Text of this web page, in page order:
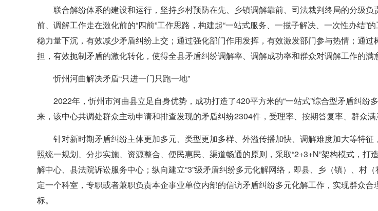
联合解纷体系的建设和运行，坚持乡村预防在先、乡镇调解靠前、司法裁判终局的分级
前、调解工作走在激化前的“四前”工作思路，构建起“一站式服务、一揽子解决、一次性办结”
稳力量下沉，有效减少矛盾纠纷上交；通过强化部门作用发挥，有效激发部门参与热情；通
担，有效扼制矛盾的激化转化，使得全县矛盾纠纷调解率、调解成功率和群众对调解工作的
忻州河曲解决矛盾“只进一门只跑一地”
2022年，忻州市河曲县立足自身优势，成功打造了420平方米的“一站式”综合型矛盾纠
来，该中心共调处群众主动申请和排查发现的矛盾纠纷2304件，受理率、按期答复率、群众满
针对新时期矛盾纠纷主体更加多元、类型更加多样、外溢传播加快、调解难度加大等特
照统一规划、分步实施、资源整合、便民惠民、渠道畅通的原则，采取“2+3+N”架构模式，
解中心、县法院诉讼服务中心；纵向建立“3”级矛盾纠纷多元化解网络，即县、乡（镇）、村
定一个科室，专职或者兼职负责本企事业单位内部的信访矛盾纠纷多元化解工作，实现群众
标。